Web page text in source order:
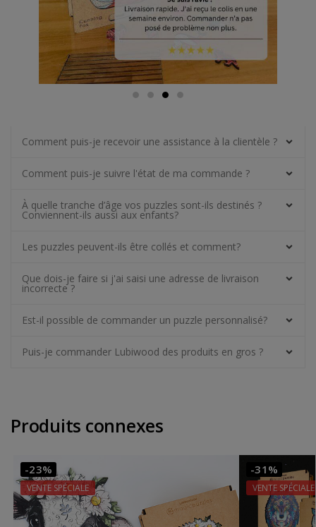
Comment puis-je recevoir une assistance à la clientèle ?
Comment puis-je suivre l'état de ma commande ?
À quelle tranche d’âge vos puzzles sont-ils destinés ?
Conviennent-ils aussi aux enfants?
Les puzzles peuvent-ils être collés et comment?
Que dois-je faire si j'ai saisi une adresse de livraison
incorrecte ?
Est-il possible de commander un puzzle personnalisé?
Puis-je commander Lubiwood des produits en gros ?
Produits connexes
-23%
VENTE SPÉCIALE
-31%
VENTE SPÉCIALE